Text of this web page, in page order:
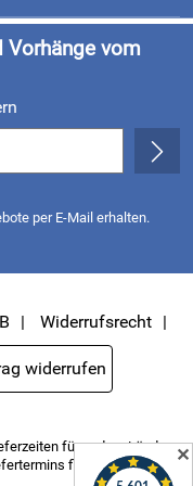
Dübel
Co. KG,
Vorhänge vom
per E-Mail erhalten.
in anonymer Form
widerrufen, indem ich
anklicke oder die Option
DieDatenschutzerklärung
Widerrufsrecht
widerrufen
für andere Länder
finden Siehier. ✕